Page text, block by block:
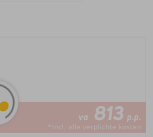
va 813 p.p.
*incl. alle verplichte kosten